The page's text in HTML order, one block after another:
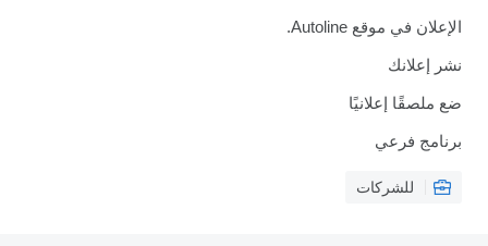
الإعلان في موقع Autoline.
نشر إعلانك
ضع ملصقًا إعلانيًا
برنامج فرعي
للشركات